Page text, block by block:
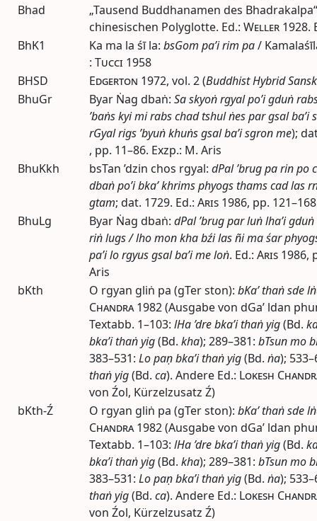
Bhad
„Tausend Buddhanamen des
chinesischen Polyglotte. Ed.: Weller 1928.
BhK1
Ka ma la śī la: bsGom pa’i rim pa/
: Tucci 1958
BHSD
Edgerton 1972, vol. 2 (Buddhist Hybrid
BhuGr
Byar Ṅag dbaṅ: Sa skyoṅ rgyal po’i gduṅ
’baṅs kyi mi rabs chad tshul ṅes par gsal ba’i
rGyal rigs ’byuṅ khuṅs gsal ba’i sgron me);
, pp. 11–86. Exzp.: M. Aris
BhuKkh
bsTan ’dzin chos rgyal: dPal ’brug pa rin po
dbaṅ po’i bka’ khrims phyogs thams cad las
gtam; dat. 1729. Ed.: Aris 1986, pp.
BhuLg
Byar Ṅag dbaṅ: dPal ’brug par luṅ lha’i
riṅ lugs / lho mon kha bźi las ñi ma śar
pa’i lo rgyus gsal ba’i me loṅ. Ed.: Aris 1986,
Aris
bKth
O rgyan gliṅ pa (gTer ston): bKa’ thaṅ sde
Chandra 1982(Ausgabe von dGa’ ldan
Textabb. 1–103: lHa ’dre bka’i thaṅ yig(Bd.
bka’i thaṅ yig(Bd. kha); 289–381: bTsun mo
383–531: Lo paṇ bka’i thaṅ yig(Bd. ṅa);
thaṅ yig(Bd. ca). Andere Ed.: Lokesh
von Źol, Kürzelzusatz Ź)
bKth-Ź
O rgyan gliṅ pa (gTer ston): bKa’ thaṅ sde
Chandra 1982(Ausgabe von dGa’ ldan
Textabb. 1–103: lHa ’dre bka’i thaṅ yig(Bd.
bka’i thaṅ yig(Bd. kha); 289–381: bTsun mo
383–531: Lo paṇ bka’i thaṅ yig(Bd. ṅa);
thaṅ yig(Bd. ca). Andere Ed.: Lokesh
von Źol, Kürzelzusatz Ź)